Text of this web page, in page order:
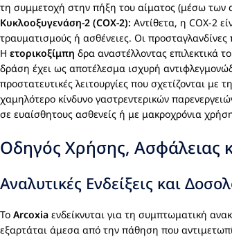
τη συμμετοχή στην πήξη του αίματος (μέσω των
Κυκλοοξυγενάση-2 (COX-2): Αντίθετα, η COX-2
τραυματισμούς ή ασθένειες. Οι
Η ετορικοξίμπη δρα αναστέλλοντας επιλεκτικά
δράση έχει ως αποτέλεσμα ισχυρή
προστατευτικές λειτουργίες που σχετίζονται
χαμηλότερο κίνδυνο γαστρεντερικών
σε ευαίσθητους ασθενείς ή με μακροχρόνια
Οδηγός Χρήσης, Ασφάλειας
Αναλυτικές Ενδείξεις και
Το Arcoxia ενδείκνυται για τη συμπτωματική
εξαρτάται άμεσα από την πάθηση που